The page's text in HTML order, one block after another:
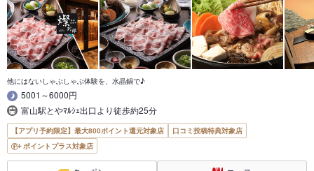
他にはないしゃぶしゃぶ体験を、水晶鍋で♪
5001～6000円
富山駅とやﾏﾙｼｪ出口より徒歩約25分
【アプリ予約限定】最大800ポイント還元対象店
口コミ投稿特典対象店
ポイントプラス対象店